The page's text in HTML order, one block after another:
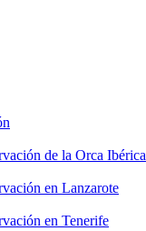
de la Orca Ibérica
en Lanzarote
en Tenerife